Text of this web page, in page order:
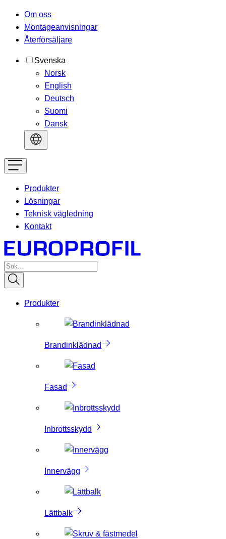
Om oss
Montageanvisningar
Återförsäljare
Svenska
Norsk
English
Deutsch
Suomi
Dansk
Produkter
Lösningar
Teknisk vägledning
Kontakt
Produkter
Brandinklädnad
Fasad
Inbrottsskydd
Innervägg
Lättbalk